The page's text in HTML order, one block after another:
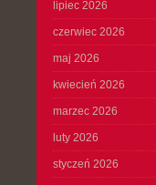
lipiec 2026
czerwiec 2026
maj 2026
kwiecień 2026
marzec 2026
luty 2026
styczeń 2026